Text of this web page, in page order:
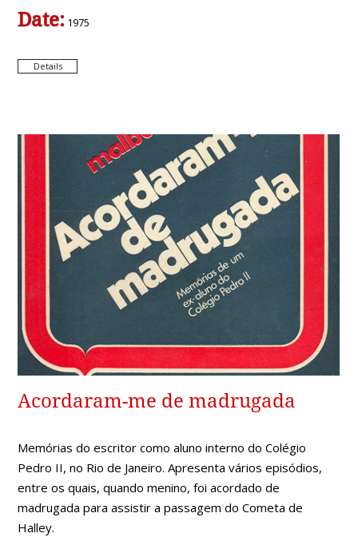
Date: 1975
Details
Acordaram-me de madrugada
Memórias do escritor como aluno interno do Colégio
Pedro II, no Rio de Janeiro. Apresenta vários episódios,
entre os quais, quando menino, foi acordado de
madrugada para assistir a passagem do Cometa de
Halley.